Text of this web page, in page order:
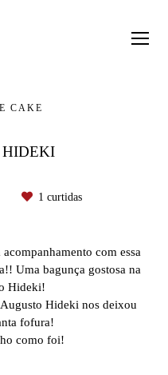
CAKE
HIDEKI
1 curtidas
com essa
Uma bagunça gostosa na
Hideki!
Hideki nos deixou
fofura!
como foi!